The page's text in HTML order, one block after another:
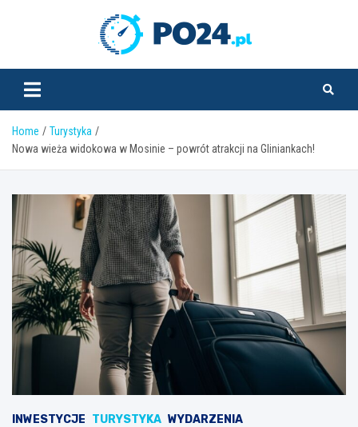
Home
Turystyka
Nowa wieża widokowa w Mosinie – powrót atrakcji na Gliniankach!
INWESTYCJE TURYSTYKA WYDARZENIA